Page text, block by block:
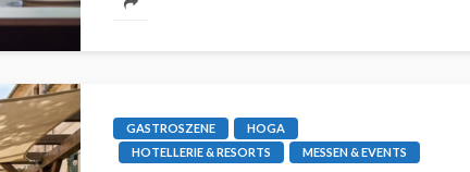
GASTROSZENE
HOGA
HOTELLERIE & RESORTS
MESSEN & EVENTS